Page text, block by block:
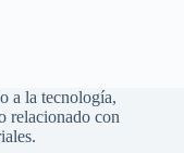
a la tecnología,
relacionado con